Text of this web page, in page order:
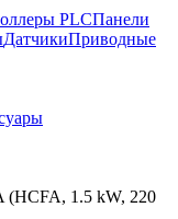
PLCПанели
ДатчикиПриводные
(HCFA, 1.5 kW, 220